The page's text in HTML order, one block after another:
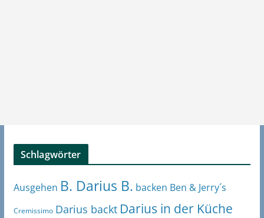
Schlagwörter
Ausgehen B. Darius B. backen Ben & Jerry´s
Cremissimo Darius backt Darius in der Küche